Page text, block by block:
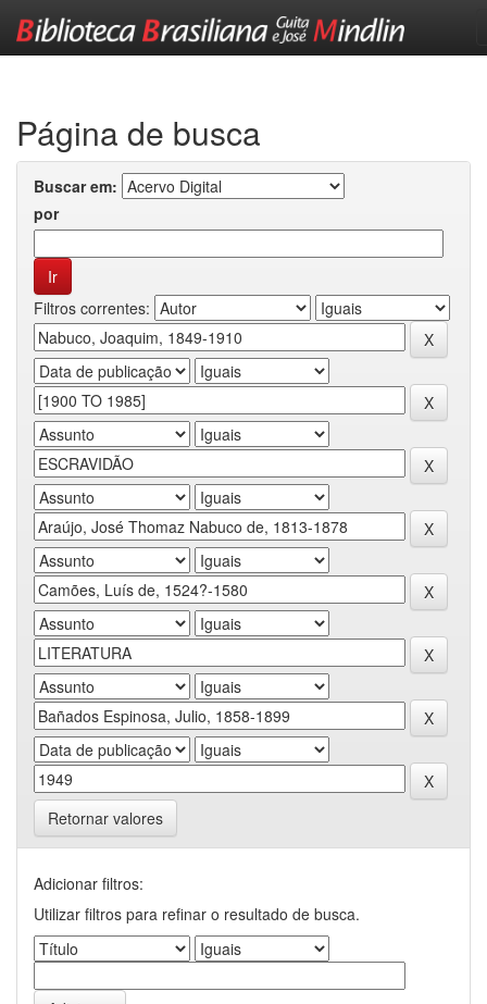
Página de busca
Buscar em:
por
Filtros correntes:
Retornar valores
Adicionar filtros:
Utilizar filtros para refinar o resultado de busca.